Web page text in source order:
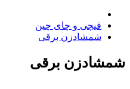
قیچی و چای چین
شمشادزن برقی
شمشادزن برقی